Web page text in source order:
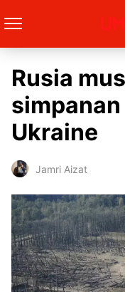
Rusia
Ukraine
Jamri Aizat